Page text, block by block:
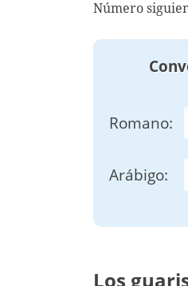
Número
Romano:
Arábigo:
Los